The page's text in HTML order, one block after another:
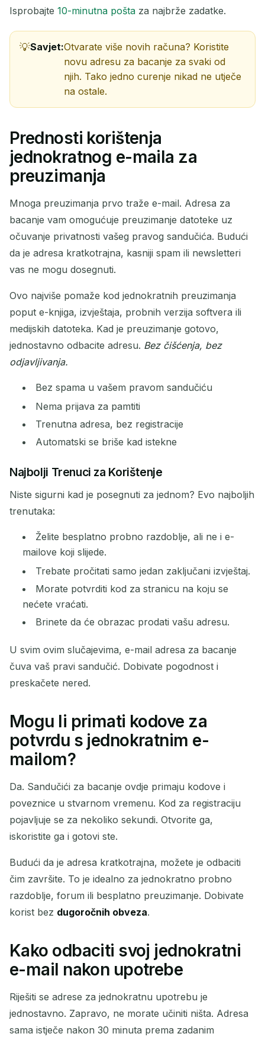
Isprobajte 10-minutna pošta za najbrže zadatke.
Savjet:Otvarate više novih računa? Koristite
novu adresu za bacanje za svaki od
njih. Tako jedno curenje nikad ne utječe
na ostale.
Prednosti korištenja
jednokratnog e-maila za
preuzimanja
Mnoga preuzimanja prvo traže e-mail. Adresa za
bacanje vam omogućuje preuzimanje datoteke uz
očuvanje privatnosti vašeg pravog sandučića. Budući
da je adresa kratkotrajna, kasniji spam ili newsletteri
vas ne mogu dosegnuti.
Ovo najviše pomaže kod jednokratnih preuzimanja
poput e-knjiga, izvještaja, probnih verzija softvera ili
medijskih datoteka. Kad je preuzimanje gotovo,
jednostavno odbacite adresu. Bez čišćenja, bez
odjavljivanja.
Bez spama u vašem pravom sandučiću
Nema prijava za pamtiti
Trenutna adresa, bez registracije
Automatski se briše kad istekne
Najbolji Trenuci za Korištenje
Niste sigurni kad je posegnuti za jednom? Evo najboljih
trenutaka:
Želite besplatno probno razdoblje, ali ne i e-
mailove koji slijede.
Trebate pročitati samo jedan zaključani izvještaj.
Morate potvrditi kod za stranicu na koju se
nećete vraćati.
Brinete da će obrazac prodati vašu adresu.
U svim ovim slučajevima, e-mail adresa za bacanje
čuva vaš pravi sandučić. Dobivate pogodnost i
preskačete nered.
Mogu li primati kodove za
potvrdu s jednokratnim e-
mailom?
Da. Sandučići za bacanje ovdje primaju kodove i
poveznice u stvarnom vremenu. Kod za registraciju
pojavljuje se za nekoliko sekundi. Otvorite ga,
iskoristite ga i gotovi ste.
Budući da je adresa kratkotrajna, možete je odbaciti
čim završite. To je idealno za jednokratno probno
razdoblje, forum ili besplatno preuzimanje. Dobivate
korist bez dugoročnih obveza.
Kako odbaciti svoj jednokratni
e-mail nakon upotrebe
Riješiti se adrese za jednokratnu upotrebu je
jednostavno. Zapravo, ne morate učiniti ništa. Adresa
sama istječe nakon 30 minuta prema zadanim